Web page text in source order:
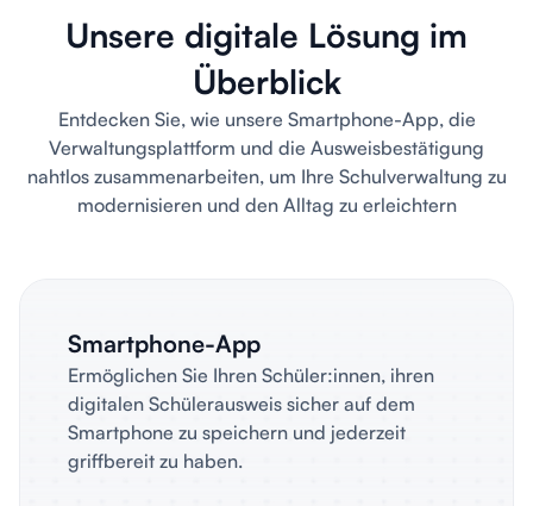
Unsere digitale Lösung im
Überblick
Entdecken Sie, wie unsere Smartphone-App, die
Verwaltungsplattform und die Ausweisbestätigung
nahtlos zusammenarbeiten, um Ihre Schulverwaltung zu
modernisieren und den Alltag zu erleichtern
Smartphone-App
Ermöglichen Sie Ihren Schüler:innen, ihren
digitalen Schülerausweis sicher auf dem
Smartphone zu speichern und jederzeit
griffbereit zu haben.